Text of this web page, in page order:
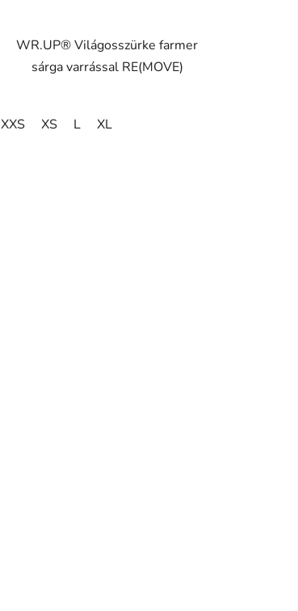
WR.UP® Világosszürke farmer
sárga varrással RE(MOVE)
XXS XS L XL